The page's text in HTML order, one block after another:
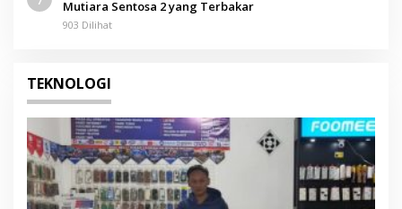
Mutiara Sentosa 2 yang Terbakar
903 Dilihat
TEKNOLOGI